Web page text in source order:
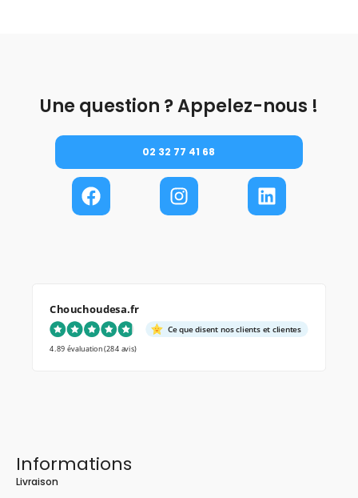
Une question ? Appelez-nous !
02 32 77 41 68
Chouchoudesa.fr
Ce que disent nos clients et clientes
4.89 évaluation(284 avis)
Informations
Livraison